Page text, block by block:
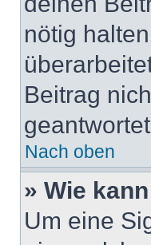
nötig
Beitrag
Nach oben
» Wie
Um eine